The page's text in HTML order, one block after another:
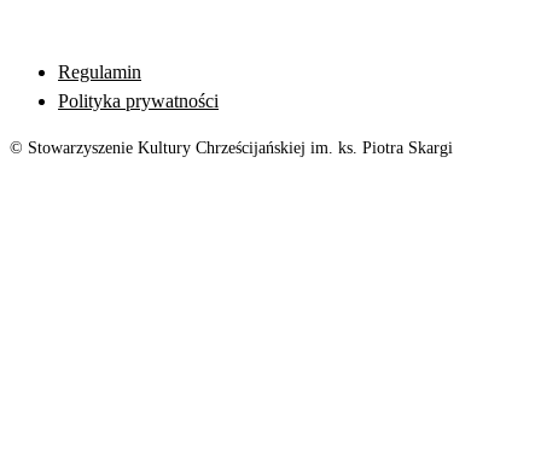
Regulamin
Polityka prywatności
© Stowarzyszenie Kultury Chrześcijańskiej im. ks. Piotra Skargi